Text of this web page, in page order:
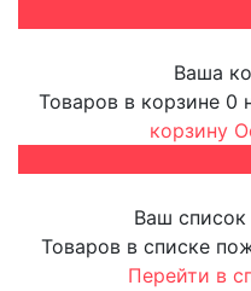
Ваша
Товаров в корзине 0
корзину
Ваш
Товаров в списке
Перейти в